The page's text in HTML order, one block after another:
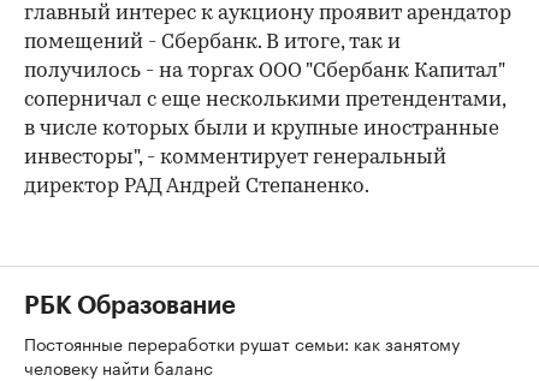
главный интерес к аукциону проявит арендатор
помещений - Сбербанк. В итоге, так и
получилось - на торгах ООО "Сбербанк Капитал"
соперничал с еще несколькими претендентами,
в числе которых были и крупные иностранные
инвесторы", - комментирует генеральный
директор РАД Андрей Степаненко.
РБК Образование
Постоянные переработки рушат семьи: как занятому
человеку найти баланс